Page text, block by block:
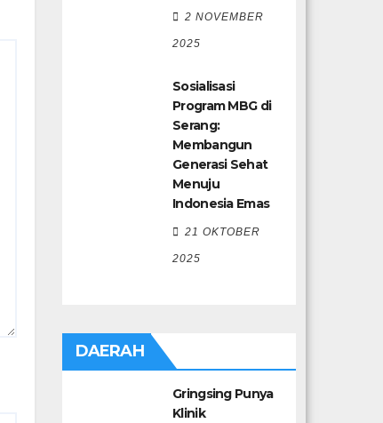
2 NOVEMBER
2025
Sosialisasi
Program MBG di
Serang:
Membangun
Generasi Sehat
Menuju
Indonesia Emas
21 OKTOBER
2025
DAERAH
Gringsing Punya
Klinik